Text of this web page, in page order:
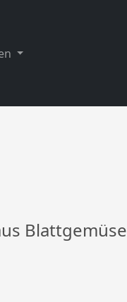
Blattgemüse